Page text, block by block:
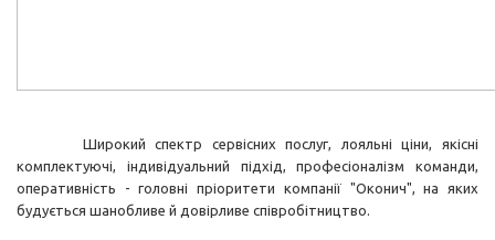
Широкий спектр сервісних послуг, лояльні ціни, якісні
комплектуючі, індивідуальний підхід, професіоналізм команди,
оперативність - головні пріоритети компанії "Оконич", на яких
будується шанобливе й довірливе співробітництво.